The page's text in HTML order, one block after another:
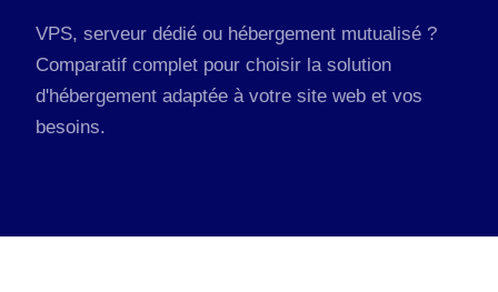
VPS, serveur dédié ou hébergement mutualisé ?
Comparatif complet pour choisir la solution
d'hébergement adaptée à votre site web et vos
besoins.